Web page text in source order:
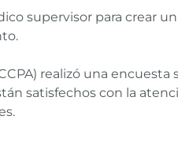
supervisor para crear
realizó una encuesta
satisfechos con la